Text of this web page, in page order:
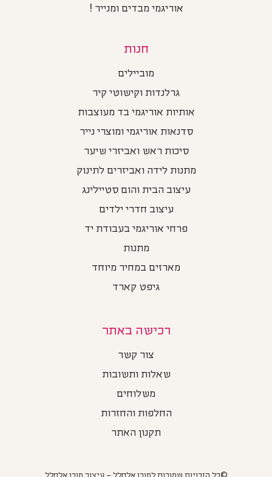
אוריגמי מבדים ומנייר !
חנות
מוביילים
גרלנדות וקישוטי קיר
אותיות אוריגמי בד מעוצבות
סדנאות אוריגמי ומוצרי נייר
סיכות ראש ואביזרי שיער
מתנות לידה ואביזרים לתינוק
עיצוב הבית והום סטיילינג
עיצוב חדרי ילדים
פרחי אוריגמי בעבודת יד
מתנות
מארזים במחיר מיוחד
גיפט קארד
רכישה באתר
צור קשר
שאלות ותשובות
משלוחים
החלפות והחזרות
תקנון האתר
©כל הזכויות שמורות למורן אלחלל – עיצוב מורן אלחלל